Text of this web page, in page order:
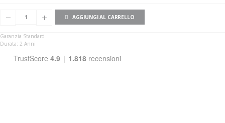
AGGIUNGI AL CARRELLO
Garanzia Standard
Durata: 2 Anni